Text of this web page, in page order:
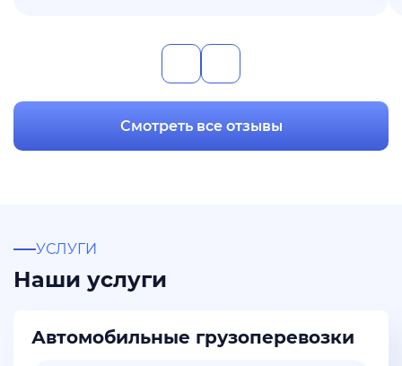
Смотреть все отзывы
УСЛУГИ
Наши услуги
Автомобильные грузоперевозки